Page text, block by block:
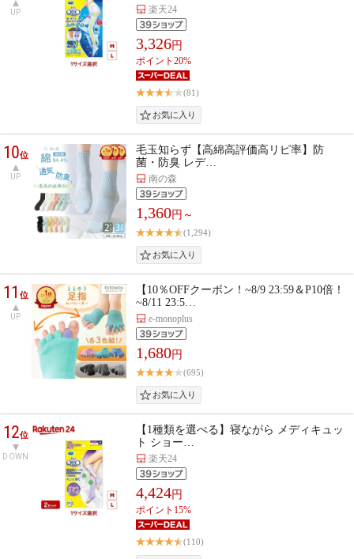
UP 楽天24
3,326円
ポイント20%
(81)
10位
UP
毛玉知らず【高綿高評価高リピ率】防
菌・防臭 レデ…
南の森
1,360円～
(1,294)
11位
UP
【10％OFFクーポン！~8/9 23:59＆P10倍！
~8/11 23:5…
e-monoplus
1,680円
(695)
12位
DOWN
【1種類を選べる】寝ながら メディキュッ
ト ショー…
楽天24
4,424円
ポイント15%
(110)